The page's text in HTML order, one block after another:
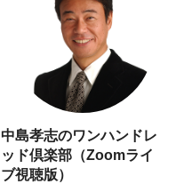
中島孝志のワンハンドレ
ッド倶楽部（Zoomライ
ブ視聴版）